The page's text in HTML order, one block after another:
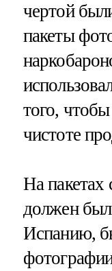
чертой
пакеты
того,
чистоте
На пакетах
должен был
Испанию,